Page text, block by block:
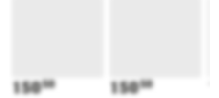
15050 15050